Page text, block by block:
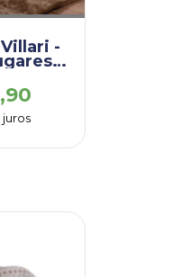
-
–
juros